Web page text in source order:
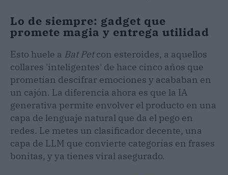
Lo de siempre: gadget que
promete magia y entrega utilidad
Esto huele a Bat Petcon esteroides, a aquellos
collares 'inteligentes' de hace cinco años que
prometían descifrar emociones y acababan en
un cajón. La diferencia ahora es que la IA
generativa permite envolver el producto en una
capa de lenguaje natural que da el pego en
redes. Le metes un clasificador decente, una
capa de LLM que convierte categorías en frases
bonitas, y ya tienes viral asegurado.